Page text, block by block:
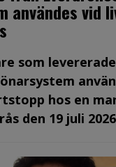
användes vid
som
hos en
den 19 juli